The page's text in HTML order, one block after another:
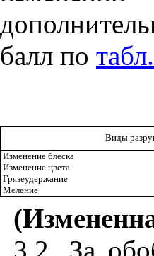
балл по
Виды
Изменение блеска
Изменение цвета
Грязеудержание
Меление
3.2. За